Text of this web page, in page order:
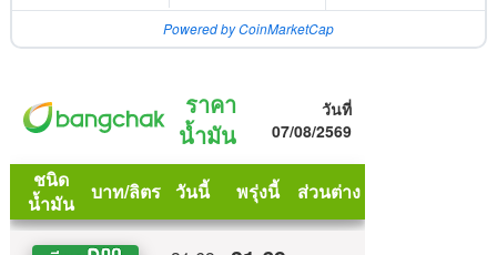
Powered by CoinMarketCap